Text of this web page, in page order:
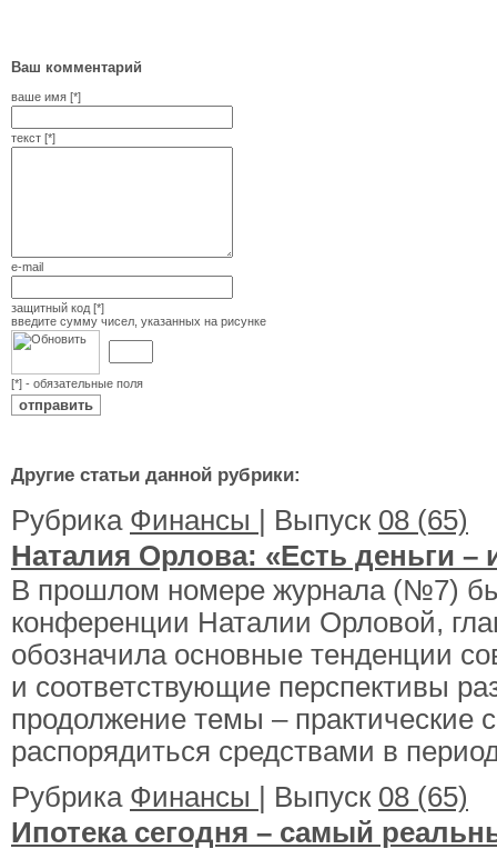
Ваш комментарий
ваше имя [*]
текст [*]
e-mail
защитный код [*]
введите сумму чисел, указанных на рисунке
[*] - обязательные поля
Другие статьи данной рубрики:
Рубрика Финансы | Выпуск 08 (65)
Наталия Орлова: «Есть деньги –
В прошлом номере журнала (№7)
конференции Наталии Орловой,
обозначила основные тенденции
и соответствующие перспективы
продолжение темы – практические
распорядиться средствами в
Рубрика Финансы | Выпуск 08 (65)
Ипотека сегодня – самый